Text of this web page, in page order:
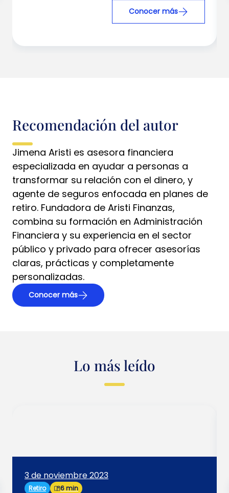
Conocer más
Recomendación del autor
Jimena Aristi es asesora financiera
especializada en ayudar a personas a
transformar su relación con el dinero, y
agente de seguros enfocada en planes de
retiro. Fundadora de Aristi Finanzas,
combina su formación en Administración
Financiera y su experiencia en el sector
público y privado para ofrecer asesorías
claras, prácticas y completamente
personalizadas.
Conocer más
Lo más leído
3 de noviembre 2023
Retiro 6 min